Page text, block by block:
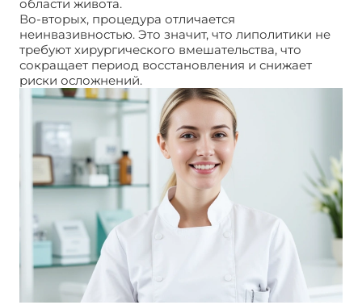
области живота.
Во-вторых, процедура отличается
неинвазивностью. Это значит, что липолитики не
требуют хирургического вмешательства, что
сокращает период восстановления и снижает
риски осложнений.